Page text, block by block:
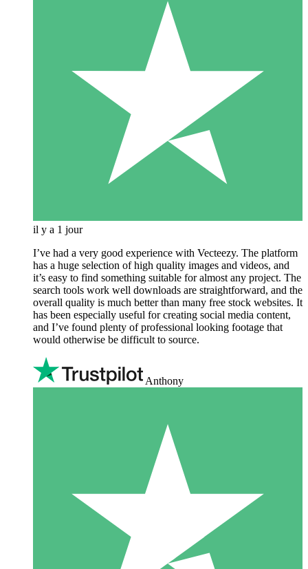
il y a 1 jour
I’ve had a very good experience with Vecteezy. The platform
has a huge selection of high quality images and videos, and
it’s easy to find something suitable for almost any project. The
search tools work well downloads are straightforward, and the
overall quality is much better than many free stock websites. It
has been especially useful for creating social media content,
and I’ve found plenty of professional looking footage that
would otherwise be difficult to source.
Anthony